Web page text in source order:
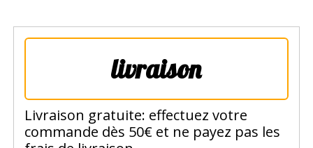
livraison
Livraison gratuite: effectuez votre
commande dès 50€ et ne payez pas les